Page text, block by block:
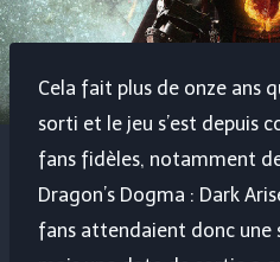
Cela fait plus de onze ans
sorti et le jeu s’est depuis
fans fidèles, notamment
Dragon’s Dogma : Dark
fans attendaient donc une